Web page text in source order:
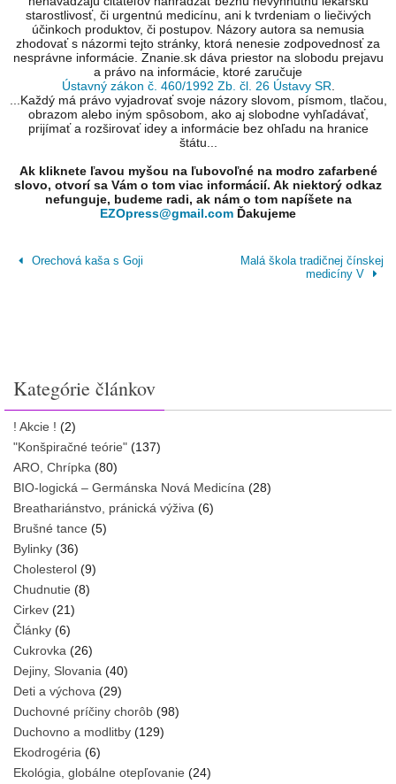
starostlivosť, či urgentnú medicínu, ani k tvrdeniam o liečivých
účinkoch produktov, či postupov. Názory autora sa nemusia
zhodovať s názormi tejto stránky, ktorá nenesie zodpovednosť za
nesprávne informácie. Znanie.sk dáva priestor na slobodu prejavu
a právo na informácie, ktoré zaručuje
Ústavný zákon č. 460/1992 Zb. čl. 26 Ústavy SR
...Každý má právo vyjadrovať svoje názory slovom, písmom, tlačou,
obrazom alebo iným spôsobom, ako aj slobodne vyhľadávať,
prijímať a rozširovať idey a informácie bez ohľadu na hranice
štátu...
Ak kliknete ľavou myšou na ľubovoľné na modro zafarbené
slovo, otvorí sa Vám o tom viac informácií. Ak niektorý odkaz
nefunguje, budeme radi, ak nám o tom napíšete na
EZOpress@gmail.com Ďakujeme
Orechová kaša s Goji
Malá škola tradičnej čínskej
medicíny V
Kategórie článkov
! Akcie ! (2)
"Konšpiračné teórie" (137)
ARO, Chrípka (80)
BIO-logická – Germánska Nová Medicína (28)
Breathariánstvo, pránická výživa (6)
Brušné tance (5)
Bylinky (36)
Cholesterol (9)
Chudnutie (8)
Cirkev (21)
Články (6)
Cukrovka (26)
Dejiny, Slovania (40)
Deti a výchova (29)
Duchovné príčiny chorôb (98)
Duchovno a modlitby (129)
Ekodrogéria (6)
Ekológia, globálne otepľovanie (24)